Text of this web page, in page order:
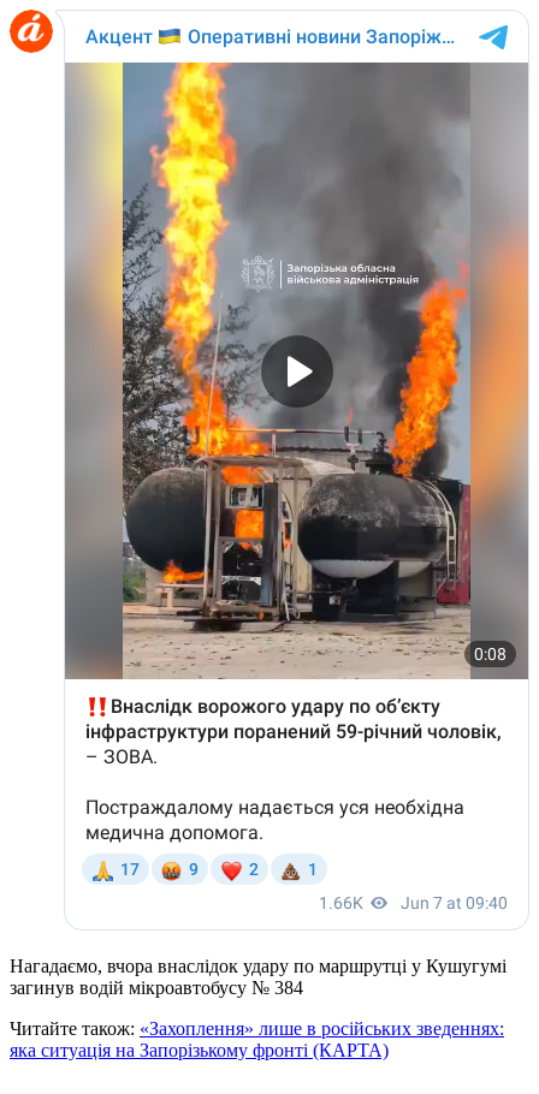
Нагадаємо, вчора внаслідок удару по маршрутці у Кушугумі
загинув водій мікроавтобусу № 384
Читайте також: «Захоплення» лише в російських зведеннях:
яка ситуація на Запорізькому фронті (КАРТА)